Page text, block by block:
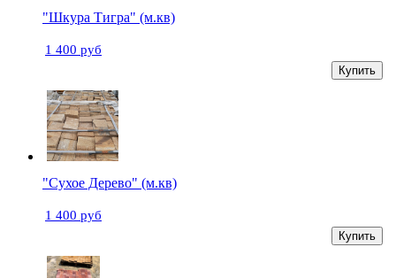
"Шкура Тигра" (м.кв)
1 400 руб
Купить
"Сухое Дерево" (м.кв)
1 400 руб
Купить